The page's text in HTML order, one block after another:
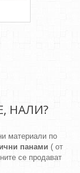
НАЛИ?
материали по
панами ( от
се продават